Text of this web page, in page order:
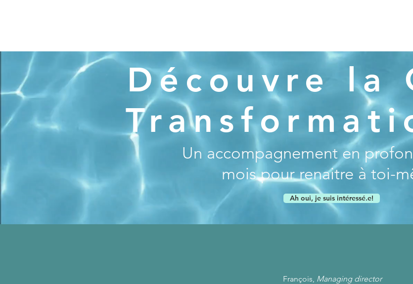
Découvre la
Un accompagnement en
mois pour renaitre à toi-
Ah oui, je suis intéressé.e!
François, Managing director